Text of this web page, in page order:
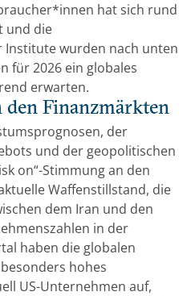
hat sich rund
und die
wurden nach unten
für 2026 ein globales
erwarten.
den Finanzmärkten
der
und der geopolitischen
on“-Stimmung an den
Waffenstillstand, die
dem Iran und den
in der
haben die globalen
hohes
US-Unternehmen auf,